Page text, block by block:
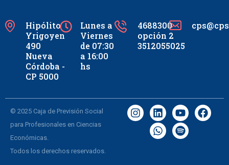
Hipólito
Yrigoyen
490
Nueva
Córdoba -
CP 5000
Lunes a
Viernes
de 07:30
a 16:00
hs
4688300
opción 2
3512055025
© 2025 Caja de Previsión Social
para Profesionales en Ciencias
Económicas.
Todos los derechos reservados.